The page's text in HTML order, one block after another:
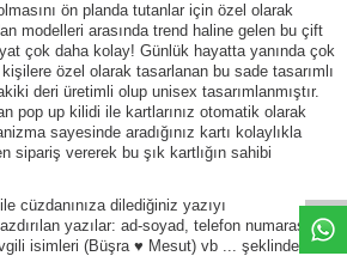
ön planda tutanlar için özel olarak
modelleri arasında trend haline gelen bu çift
çok daha kolay! Günlük hayatta yanında çok
özel olarak tasarlanan bu sade tasarımlı
deri üretimli olup unisex tasarımlanmıştır.
pop up kilidi ile kartlarınız otomatik olarak
sayesinde aradığınız kartı kolaylıkla
sipariş vererek bu şık kartlığın sahibi
cüzdanınıza dilediğiniz yazıyı
yazılar: ad-soyad, telefon numarası,
isimleri (Büşra ♥ Mesut) vb ... şeklinde